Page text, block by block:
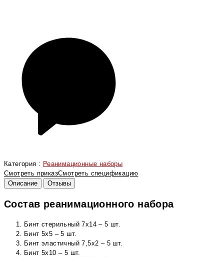
Категория : Реанимационные наборы
Смотреть приказСмотреть спецификацию
Описание
Отзывы
Состав реанимационного набора
Бинт стерильный 7х14 – 5 шт.
Бинт 5х5 – 5 шт.
Бинт эластичный 7,5х2 – 5 шт.
Бинт 5х10 – 5 шт.